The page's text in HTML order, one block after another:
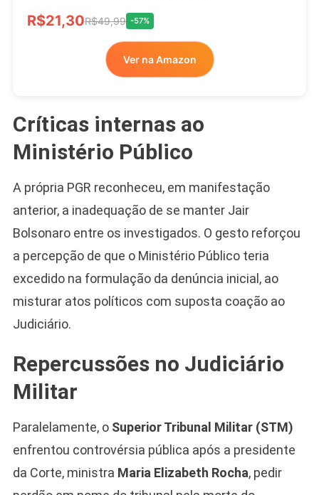
R$21,30R$49,99 -57%
Ver na Amazon
Críticas internas ao
Ministério Público
A própria PGR reconheceu, em manifestação
anterior, a inadequação de se manter Jair
Bolsonaro entre os investigados. O gesto reforçou
a percepção de que o Ministério Público teria
excedido na formulação da denúncia inicial, ao
misturar atos políticos com suposta coação ao
Judiciário.
Repercussões no Judiciário
Militar
Paralelamente, o Superior Tribunal Militar (STM)
enfrentou controvérsia pública após a presidente
da Corte, ministra Maria Elizabeth Rocha, pedir